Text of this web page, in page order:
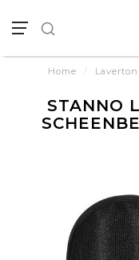
Home /
STANNO